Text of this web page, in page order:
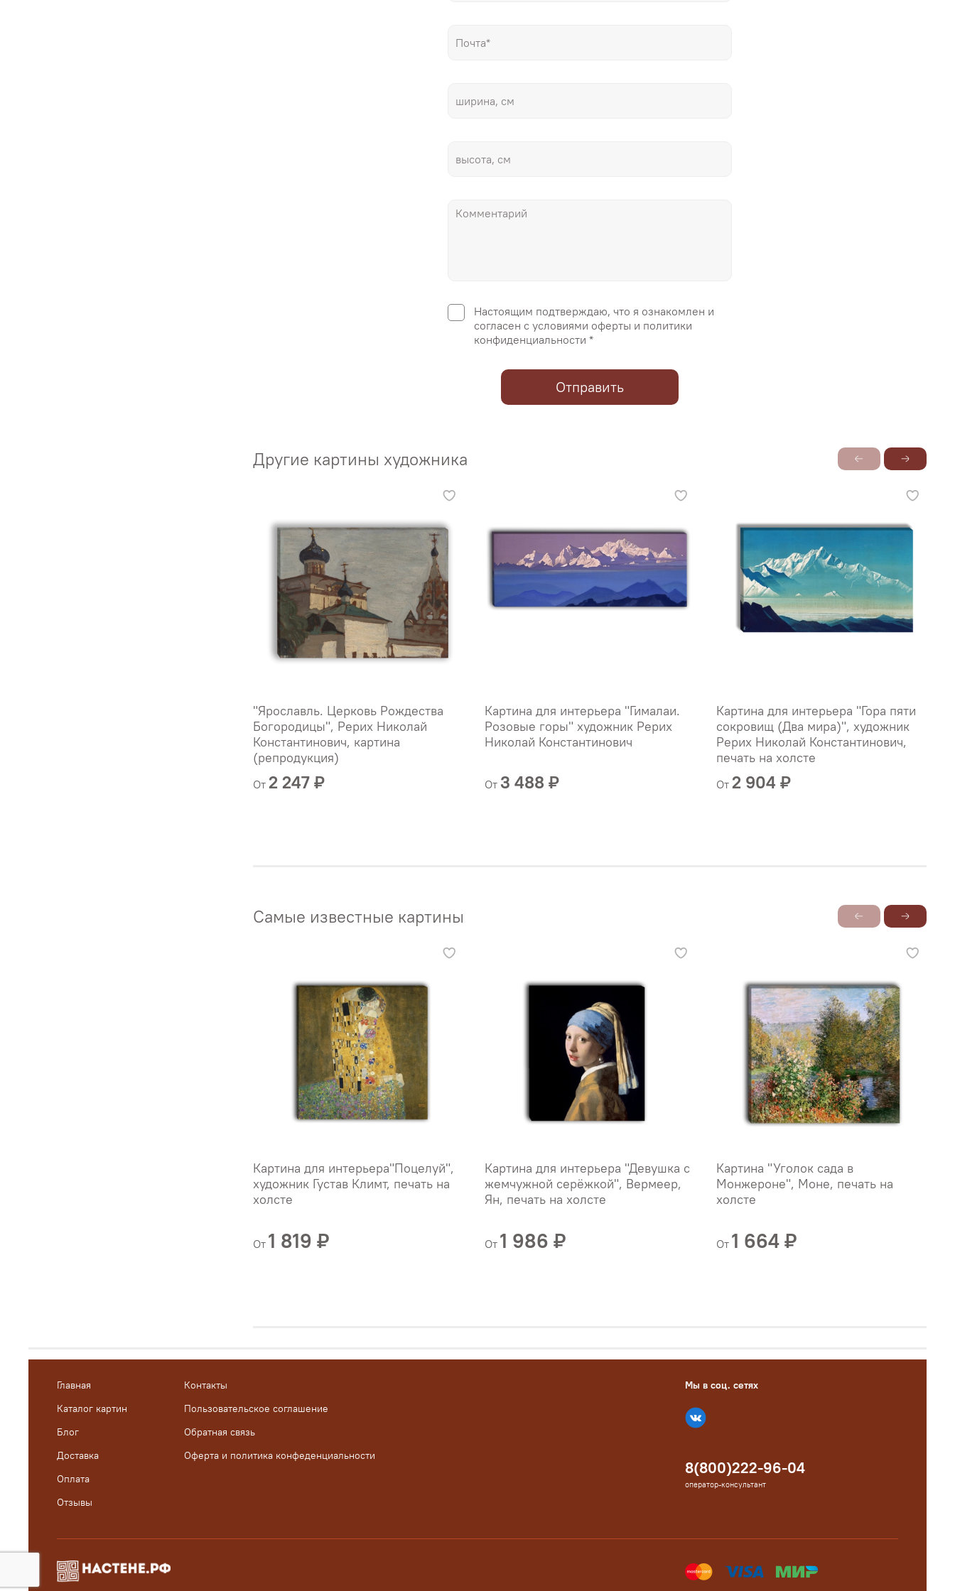
Настоящим подтверждаю, что я ознакомлен и
согласен с условиями оферты и политики
конфиденциальности *
Отправить
Другие картины художника
"Ярославль. Церковь Рождества
Богородицы", Рерих Николай
Константинович, картина
(репродукция)
От 2 247 ₽
Картина для интерьера "Гималаи.
Розовые горы" художник Рерих
Николай Константинович
От 3 488 ₽
Картина для интерьера "Гора пяти
сокровищ (Два мира)", художник
Рерих Николай Константинович,
печать на холсте
От 2 904 ₽
Самые известные картины
Картина для интерьера"Поцелуй",
художник Густав Климт, печать на
холсте
От 1 819 ₽
Картина для интерьера "Девушка с
жемчужной серёжкой", Вермеер,
Ян, печать на холсте
От 1 986 ₽
Картина "Уголок сада в
Монжероне", Моне, печать на
холсте
От 1 664 ₽
Главная
Каталог картин
Блог
Доставка
Оплата
Отзывы
Контакты
Пользовательское соглашение
Обратная связь
Оферта и политика конфеденциальности
Мы в соц. сетях
8(800)222-96-04
оператор-консультант